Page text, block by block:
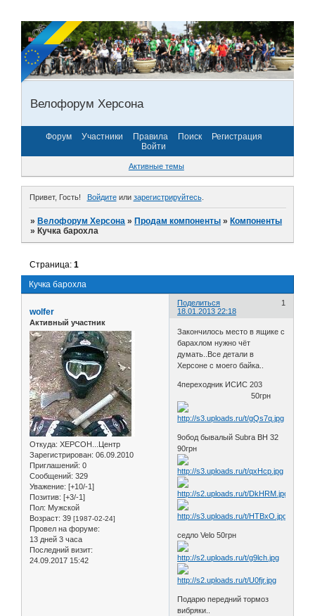
Велофорум Херсона
Форум Участники Правила Поиск
Регистрация
Войти
Активные темы
Привет, Гость! Войдитеили зарегистрируйтесь.
»Велофорум Херсона »Продам компоненты »Компоненты
»Кучка барохла
Кучка барохла
Страница:1
Поделиться
1
18.01.2013 22:18
wolfer
Активный участник
Откуда: ХЕРСОН...Центр
Зарегистрирован: 06.09.2010
Приглашений: 0
Сообщений: 329
Уважение: [+10/-1]
Позитив: [+3/-1]
Пол: Мужской
Возраст: 39 [1987-02-24]
Провел на форуме:
13 дней 3 часа
Последний визит:
24.09.2017 15:42
Закончилось место в ящике с
барахлом нужно чёт
думать..Все детали в
Херсоне с моего байка..
4переходник ИСИС 203
50грн
9обод бывалый Subra BH 32
90грн
седло Velo 50грн
Подарю передний тормоз
вибряки..